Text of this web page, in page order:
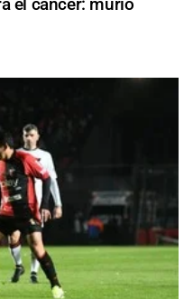
el cáncer: murió